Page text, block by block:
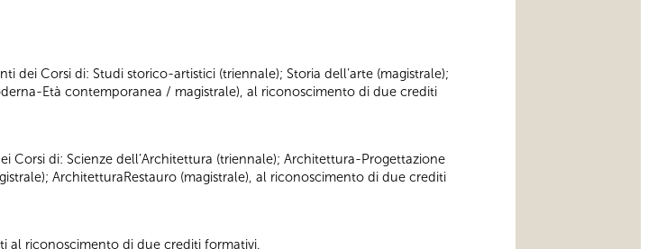
Corsi di: Studi storico-artistici (triennale); Storia dell’arte (magistrale);
Età contemporanea / magistrale), al riconoscimento di due crediti
Corsi di: Scienze dell’Architettura (triennale); Architettura-Progettazione
ArchitetturaRestauro (magistrale), al riconoscimento di due crediti
al riconoscimento di due crediti formativi.